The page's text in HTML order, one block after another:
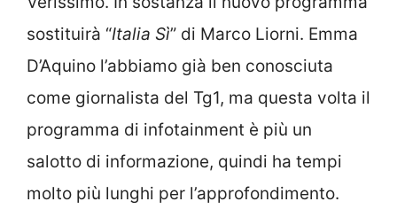
sostituirà “Italia Sì” di Marco Liorni. Emma
D’Aquino l’abbiamo già ben conosciuta
come giornalista del Tg1, ma questa volta il
programma di infotainment è più un
salotto di informazione, quindi ha tempi
molto più lunghi per l’approfondimento.